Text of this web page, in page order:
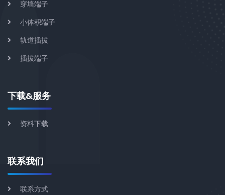
穿墙端子
小体积端子
轨道插拔
插拔端子
下载&服务
资料下载
联系我们
联系方式